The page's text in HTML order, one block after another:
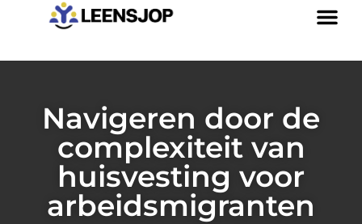
Navigeren door de
complexiteit van
huisvesting voor
arbeidsmigranten